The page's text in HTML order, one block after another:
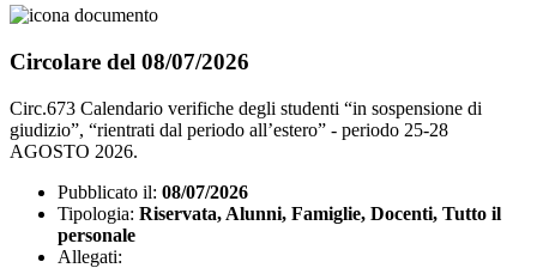
Circolare del 08/07/2026
Circ.673 Calendario verifiche degli studenti “in sospensione di
giudizio”, “rientrati dal periodo all’estero” - periodo 25-28
AGOSTO 2026.
Pubblicato il: 08/07/2026
Tipologia: Riservata, Alunni, Famiglie, Docenti, Tutto il
personale
Allegati: